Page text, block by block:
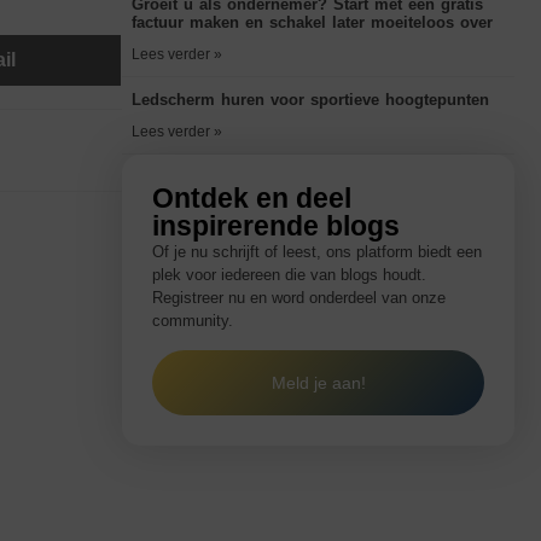
Groeit u als ondernemer? Start met een gratis
factuur maken en schakel later moeiteloos over
Lees verder »
Ledscherm huren voor sportieve hoogtepunten
Lees verder »
Ontdek en deel
inspirerende blogs
Of je nu schrijft of leest, ons platform biedt een
plek voor iedereen die van blogs houdt.
Registreer nu en word onderdeel van onze
community.
Meld je aan!